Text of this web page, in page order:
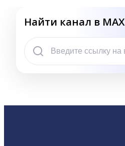
Найти канал в MAX